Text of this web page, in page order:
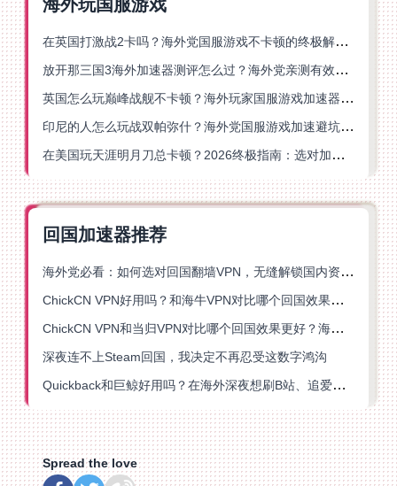
海外玩国服游戏
在英国打激战2卡吗？海外党国服游戏不卡顿的终极解决方案
放开那三国3海外加速器测评怎么过？海外党亲测有效的国服游戏加速指南
英国怎么玩巅峰战舰不卡顿？海外玩家国服游戏加速器终极指南
印尼的人怎么玩战双帕弥什？海外党国服游戏加速避坑指南
在美国玩天涯明月刀总卡顿？2026终极指南：选对加速器让你丝滑连招
回国加速器推荐
海外党必看：如何选对回国翻墙VPN，无缝解锁国内资源？
ChickCN VPN好用吗？和海牛VPN对比哪个回国效果更好？
ChickCN VPN和当归VPN对比哪个回国效果更好？海外党亲测后选了它
深夜连不上Steam回国，我决定不再忍受这数字鸿沟
Quickback和巨鲸好用吗？在海外深夜想刷B站、追爱奇艺的你，或许正需要这份答案
Spread the love